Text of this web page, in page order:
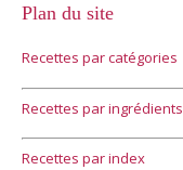
Plan du site
Recettes par catégories
Recettes par ingrédients
Recettes par index